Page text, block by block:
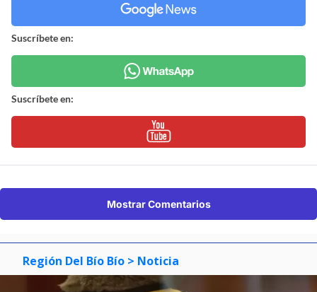
Suscríbete en:
Suscríbete en:
Mostrar Comentarios
Región Del Bío Bío > Noticia